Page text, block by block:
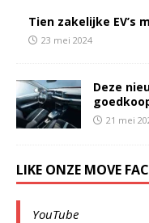
Tien zakelijke EV’s
23 mei 2024
Deze
21 mei
LIKE ONZE MOVE
YouTube